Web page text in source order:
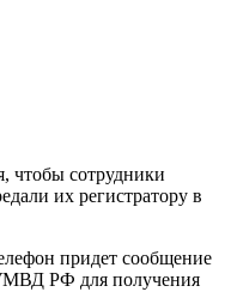
чтобы сотрудники
их регистратору в
придет сообщение
РФ для получения